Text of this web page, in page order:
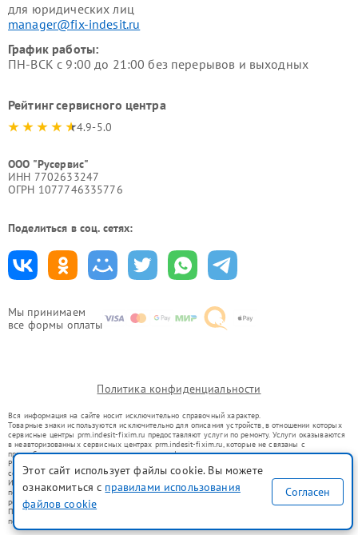
Мы принимаем
все формы оплаты
для юридических лиц
manager@fix-indesit.ru
График работы:
ПН-ВСК с 9:00 до 21:00 без перерывов и выходных
Рейтинг сервисного центра
4.9-5.0
ООО "Русервис"
ИНН 7702633247
ОГРН 1077746335776
Поделиться в соц. сетях:
Политика конфиденциальности
Вся информация на сайте носит исключительно справочный характер.
Товарные знаки используются исключительно для описания устройств, в отношении которых
сервисные центры prm.indesit-fixim.ru предоставляют услуги по ремонту. Услуги оказываются
в неавторизованных сервисных центрах prm.indesit-fixim.ru, которые не связаны с
правообладателями товарных знаков или их официальными представителями.
Ремонт осуществляется для устройств, уже введенных в гражданский оборот в соответствии
со статьей 1487 ГК РФ.
Использование товарных знаков не преследует цели индивидуализации услуг или введения
потребителей в заблуждение, а служит для информирования о предоставляемых услугах по
ремонту техники указанных брендов.
Представленная на сайте информация не является публичной офертой, определяемой
положениями Статьи 437(2) Гражданского кодекса РФ
Этот сайт использует файлы cookie. Вы можете
ознакомиться с правилами использования
файлов cookie
Согласен